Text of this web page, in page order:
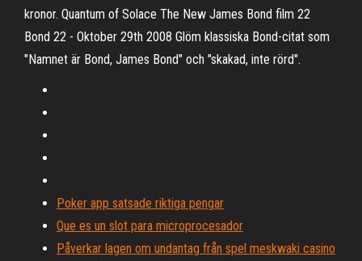
kronor. Quantum of Solace The New James Bond film 22
Bond 22 - Oktober 29th 2008 Glöm klassiska Bond-citat som
"Namnet är Bond, James Bond" och "skakad, inte rörd".
Poker app satsade riktiga pengar
Que es un slot para microprocesador
Påverkar lagen om undantag från spel meskwaki casino